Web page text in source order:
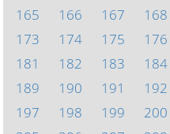
165
166 167 168
173
174 175 176
181
182 183 184
189
190 191 192
197
198 199 200